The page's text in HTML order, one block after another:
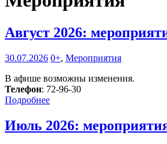
Август 2026:
30.07.2026 0+, Мероприятия
В афише возможны изменения.
Телефон: 72-96-30
Подробнее
Июль 2026: